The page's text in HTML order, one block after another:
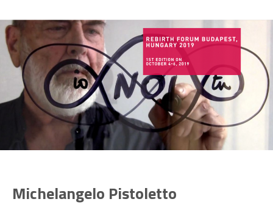
Michelangelo Pistoletto